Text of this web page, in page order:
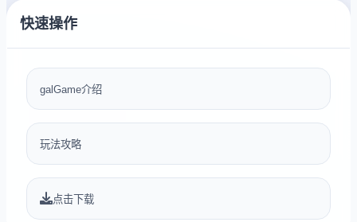
快速操作
galGame介绍
玩法攻略
点击下载